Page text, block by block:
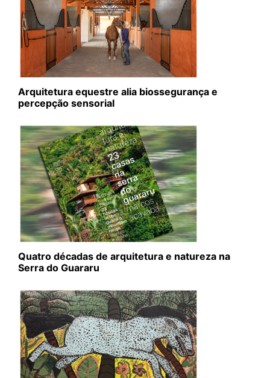
Arquitetura equestre alia biossegurança e
percepção sensorial
Quatro décadas de arquitetura e natureza na
Serra do Guararu